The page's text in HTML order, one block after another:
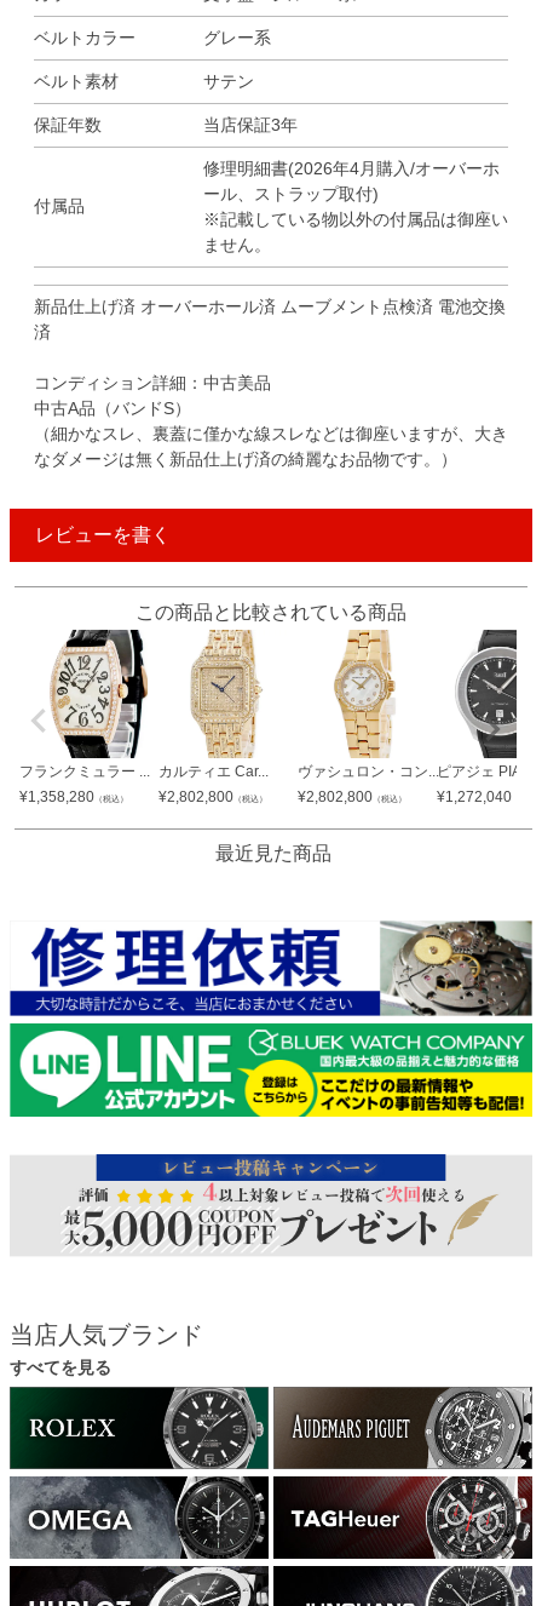
ベルトカラー グレー系
ベルト素材 サテン
保証年数 当店保証3年
付属品
修理明細書(2026年4月購入/オーバーホ
ール、ストラップ取付)
※記載している物以外の付属品は御座い
ません。
新品仕上げ済 オーバーホール済 ムーブメント点検済 電池交換
済
コンディション詳細：中古美品
中古A品（バンドS）
（細かなスレ、裏蓋に僅かな線スレなどは御座いますが、大き
なダメージは無く新品仕上げ済の綺麗なお品物です。）
レビューを書く
この商品と比較されている商品
フランクミュラー ...
¥1,358,280 （税込）
カルティエ Car...
¥2,802,800 （税込）
ヴァシュロン・コン...
¥2,802,800 （税込）
ピアジェ PIAG...
¥1,272,040
最近見た商品
当店人気ブランド
すべてを見る